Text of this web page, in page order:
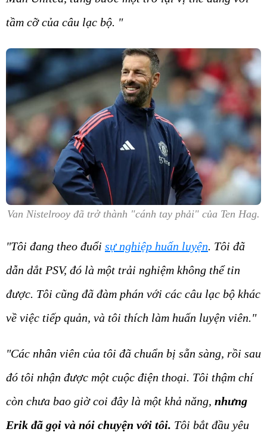
tầm cỡ của câu lạc bộ. "
Van Nistelrooy đã trở thành "cánh tay phải" của Ten Hag.
"Tôi đang theo đuổi sự nghiệp huấn luyện. Tôi đã
dẫn dắt PSV, đó là một trải nghiệm không thể tin
được. Tôi cũng đã đàm phán với các câu lạc bộ khác
về việc tiếp quản, và tôi thích làm huấn luyện viên."
"Các nhân viên của tôi đã chuẩn bị sẵn sàng, rồi sau
đó tôi nhận được một cuộc điện thoại. Tôi thậm chí
còn chưa bao giờ coi đây là một khả năng, nhưng
Erik đã gọi và nói chuyện với tôi. Tôi bắt đầu yêu